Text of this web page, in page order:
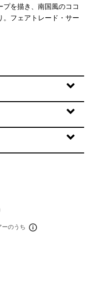
を描き、南国風のココ
フェアトレード・サー
ーのうち